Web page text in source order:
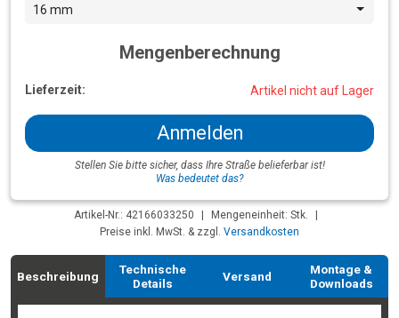
16 mm
Mengenberechnung
Lieferzeit: Artikel nicht auf Lager
Anmelden
Stellen Sie bitte sicher, dass Ihre Straße belieferbar ist!
Was bedeutet das?
Artikel-Nr.: 42166033250 | Mengeneinheit: Stk.
|
Preise inkl. MwSt. & zzgl. Versandkosten
Beschreibung
Technische
Details
Versand
Montage &
Downloads